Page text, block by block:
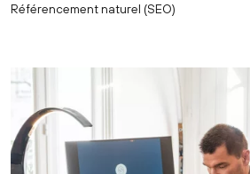
Référencement naturel (SEO)